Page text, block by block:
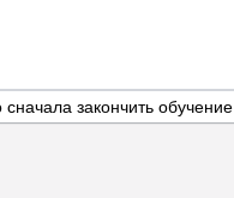
закончить обучение